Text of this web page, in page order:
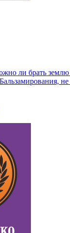
ли брать
не